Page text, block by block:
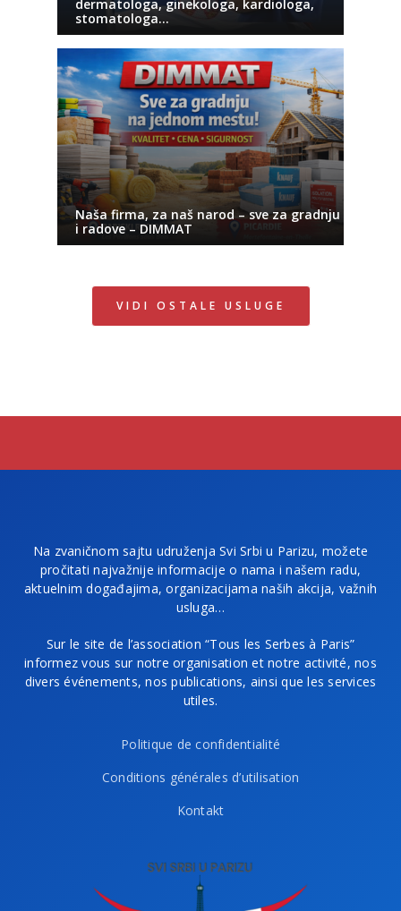
dermatologa, ginekologa, kardiologa,
stomatologa…
Naša firma, za naš narod – sve za gradnju
i radove – DIMMAT
VIDI OSTALE USLUGE
Na zvaničnom sajtu udruženja Svi Srbi u Parizu, možete
pročitati najvažnije informacije o nama i našem radu,
aktuelnim događajima, organizacijama naših akcija, važnih
usluga…
Sur le site de l’association “Tous les Serbes à Paris”
informez vous sur notre organisation et notre activité, nos
divers événements, nos publications, ainsi que les services
utiles.
Politique de confidentialité
Conditions générales d’utilisation
Kontakt